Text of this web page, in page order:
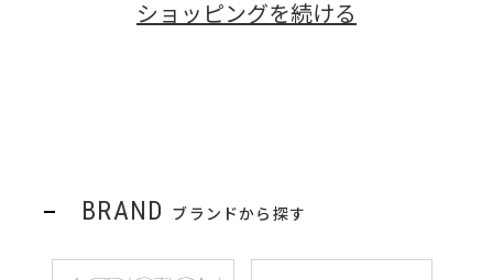
ショッピングを続ける
BRAND ブランドから探す